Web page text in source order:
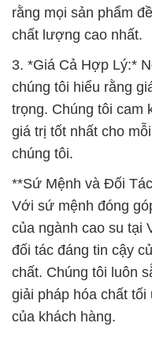
rằng mọi sản phẩm
chất lượng cao nhất.
3. *Giá Cả Hợp Lý:*
chúng tôi hiểu rằng
trọng. Chúng tôi cam
giá trị tốt nhất cho
chúng tôi.
**Sứ Mệnh và Đối
Với sứ mệnh đóng
của ngành cao su tại
đối tác đáng tin cậy
chất. Chúng tôi luôn
giải pháp hóa chất
của khách hàng.